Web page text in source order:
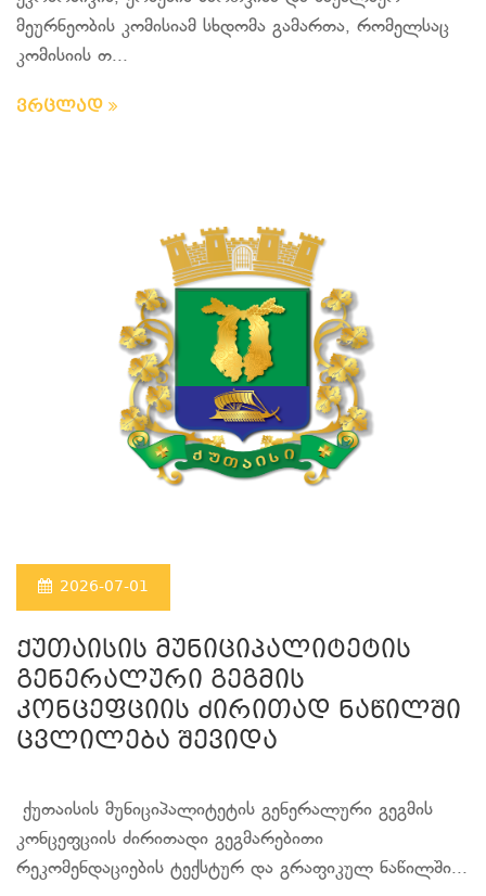
მეურნეობის კომისიამ სხდომა გამართა, რომელსაც
კომისიის თ...
ვრცლად
2026-07-01
ქუთაისის მუნიციპალიტეტის
გენერალური გეგმის
კონცეფციის ძირითად ნაწილში
ცვლილება შევიდა
ქუთაისის მუნიციპალიტეტის გენერალური გეგმის
კონცეფციის ძირითადი გეგმარებითი
რეკომენდაციების ტექსტურ და გრაფიკულ ნაწილში...